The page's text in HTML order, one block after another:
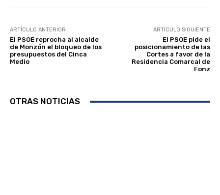
ARTÍCULO ANTERIOR
El PSOE reprocha al alcalde
de Monzón el bloqueo de los
presupuestos del Cinca
Medio
ARTÍCULO SIGUIENTE
El PSOE pide el
posicionamiento de las
Cortes a favor de la
Residencia Comarcal de
Fonz
OTRAS NOTICIAS